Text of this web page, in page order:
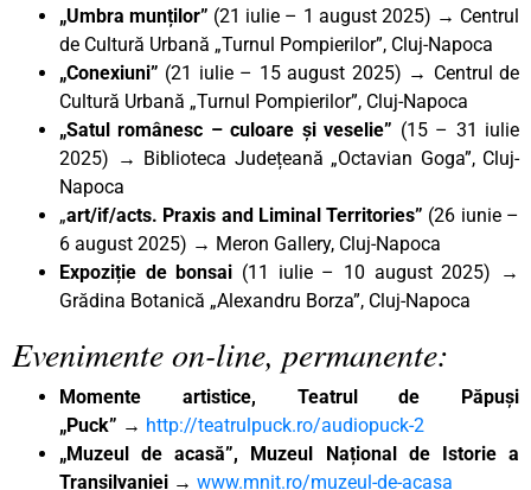
„Umbra munților” (21 iulie – 1 august 2025) → Centrul
de Cultură Urbană „Turnul Pompierilor”, Cluj-Napoca
„Conexiuni” (21 iulie – 15 august 2025) → Centrul de
Cultură Urbană „Turnul Pompierilor”, Cluj-Napoca
„Satul românesc – culoare și veselie” (15 – 31 iulie
2025) → Biblioteca Județeană „Octavian Goga”, Cluj-
Napoca
„art/if/acts. Praxis and Liminal Territories” (26 iunie –
6 august 2025) → Meron Gallery, Cluj-Napoca
Expoziție de bonsai (11 iulie – 10 august 2025) →
Grădina Botanică „Alexandru Borza”, Cluj-Napoca
Evenimente on-line, permanente:
Momente artistice, Teatrul de Păpuși
„Puck” → http://teatrulpuck.ro/audiopuck-2
„Muzeul de acasă”, Muzeul Național de Istorie a
Transilvaniei → www.mnit.ro/muzeul-de-acasa